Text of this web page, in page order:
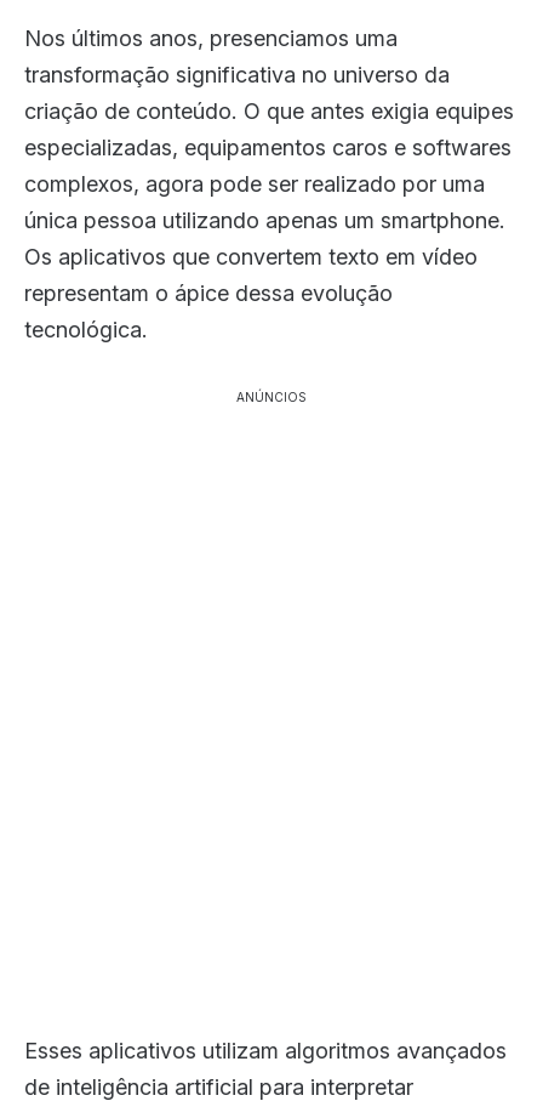
Nos últimos anos, presenciamos uma
transformação significativa no universo da
criação de conteúdo. O que antes exigia equipes
especializadas, equipamentos caros e softwares
complexos, agora pode ser realizado por uma
única pessoa utilizando apenas um smartphone.
Os aplicativos que convertem texto em vídeo
representam o ápice dessa evolução
tecnológica.
ANÚNCIOS
Esses aplicativos utilizam algoritmos avançados
de inteligência artificial para interpretar